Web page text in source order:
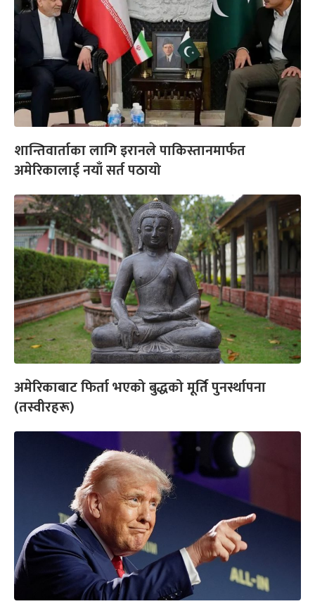
शान्तिवार्ताका लागि इरानले पाकिस्तानमार्फत
अमेरिकालाई नयाँ सर्त पठायो
अमेरिकाबाट फिर्ता भएको बुद्धको मूर्ति पुनर्स्थापना
(तस्वीरहरू)